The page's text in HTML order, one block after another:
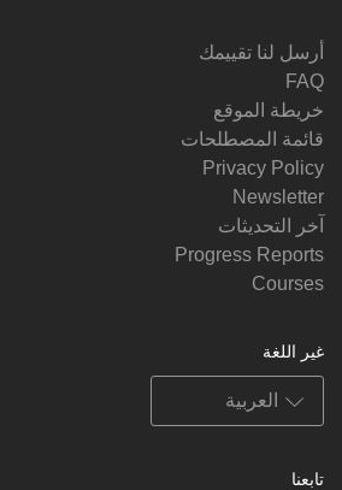
أرسل لنا تقييمك
FAQ
خريطة الموقع
قائمة المصطلحات
Privacy Policy
Newsletter
آخر التحديثات
Progress Reports
Courses
غير اللغة
تابعنا